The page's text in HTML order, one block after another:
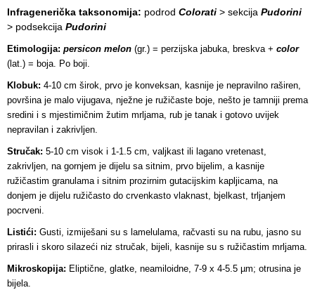
Infragenerička taksonomija: podrod Colorati > sekcija Pudorini
> podsekcija Pudorini
Etimologija: persicon melon (gr.) = perzijska jabuka, breskva + color
(lat.) = boja. Po boji.
Klobuk: 4-10 cm širok, prvo je konveksan, kasnije je nepravilno raširen,
površina je malo vijugava, nježne je ružičaste boje, nešto je tamniji prema
sredini i s mjestimičnim žutim mrljama, rub je tanak i gotovo uvijek
nepravilan i zakrivljen.
Stručak: 5-10 cm visok i 1-1.5 cm, valjkast ili lagano vretenast,
zakrivljen, na gornjem je dijelu sa sitnim, prvo bijelim, a kasnije
ružičastim granulama i sitnim prozirnim gutacijskim kapljicama, na
donjem je dijelu ružičasto do crvenkasto vlaknast, bjelkast, trljanjem
pocrveni.
Listići: Gusti, izmiješani su s lamelulama, račvasti su na rubu, jasno su
prirasli i skoro silazeći niz stručak, bijeli, kasnije su s ružičastim mrljama.
Mikroskopija: Eliptične, glatke, neamiloidne, 7-9 x 4-5.5 µm; otrusina je
bijela.